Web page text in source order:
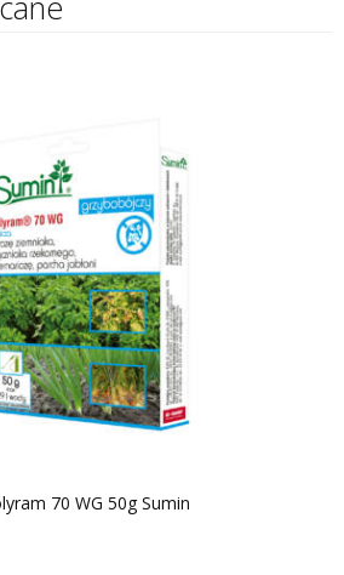
70 WG 50g Sumin